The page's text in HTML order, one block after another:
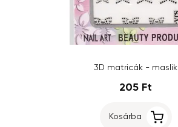
3D matricák - maslik
205 Ft
Kosárba